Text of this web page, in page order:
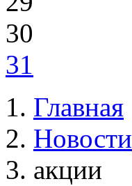
30
31
Главная
Новости
акции